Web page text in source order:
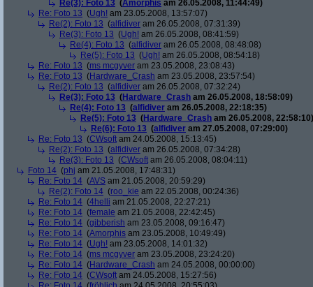
Re(3): Foto 13 (Amorphis am 26.05.2008, 11:44:49)
Re: Foto 13 (Ugh! am 23.05.2008, 13:57:07)
Re(2): Foto 13 (alfidiver am 26.05.2008, 07:31:39)
Re(3): Foto 13 (Ugh! am 26.05.2008, 08:41:59)
Re(4): Foto 13 (alfidiver am 26.05.2008, 08:48:08)
Re(5): Foto 13 (Ugh! am 26.05.2008, 08:54:18)
Re: Foto 13 (ms mcgyver am 23.05.2008, 23:08:43)
Re: Foto 13 (Hardware_Crash am 23.05.2008, 23:57:54)
Re(2): Foto 13 (alfidiver am 26.05.2008, 07:32:24)
Re(3): Foto 13 (Hardware_Crash am 26.05.2008, 18:58:09)
Re(4): Foto 13 (alfidiver am 26.05.2008, 22:18:35)
Re(5): Foto 13 (Hardware_Crash am 26.05.2008, 22:58:10)
Re(6): Foto 13 (alfidiver am 27.05.2008, 07:29:00)
Re: Foto 13 (CWsoft am 24.05.2008, 15:13:45)
Re(2): Foto 13 (alfidiver am 26.05.2008, 07:34:28)
Re(3): Foto 13 (CWsoft am 26.05.2008, 08:04:11)
Foto 14 (phj am 21.05.2008, 17:48:31)
Re: Foto 14 (AVS am 21.05.2008, 20:59:29)
Re(2): Foto 14 (roo_kie am 22.05.2008, 00:24:36)
Re: Foto 14 (4helli am 21.05.2008, 22:27:21)
Re: Foto 14 (female am 21.05.2008, 22:42:45)
Re: Foto 14 (gibberish am 23.05.2008, 09:16:47)
Re: Foto 14 (Amorphis am 23.05.2008, 10:49:49)
Re: Foto 14 (Ugh! am 23.05.2008, 14:01:32)
Re: Foto 14 (ms mcgyver am 23.05.2008, 23:24:20)
Re: Foto 14 (Hardware_Crash am 24.05.2008, 00:00:00)
Re: Foto 14 (CWsoft am 24.05.2008, 15:27:56)